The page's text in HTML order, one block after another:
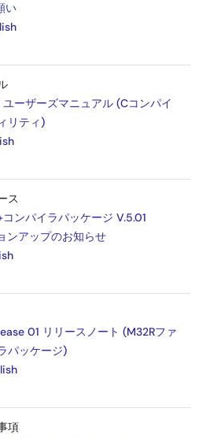
い
ーザーズマニュアル (Cコンパイ
リティ)
ス
ンパイラパッケージ V.5.01
ンアップのお知らせ
01 リリースノート (M32Rファ
パッケージ)
項